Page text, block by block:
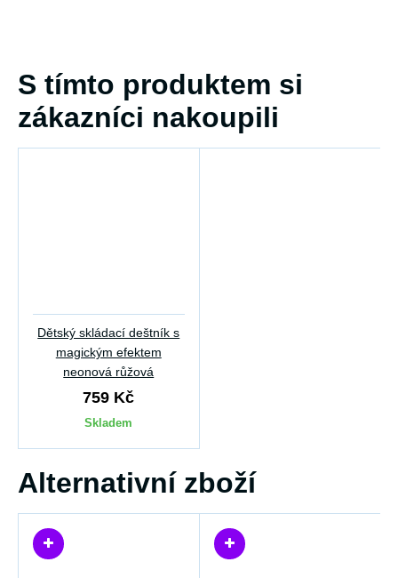
S tímto produktem si
zákazníci nakoupili
Dětský skládací deštník s
magickým efektem
neonová růžová
759 Kč
Skladem
Alternativní zboží